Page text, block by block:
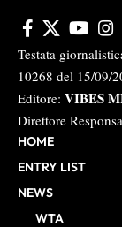
Testata
10268 del 15/09/
Editore: VIBES
Direttore
HOME
ENTRY LIST
NEWS
WTA